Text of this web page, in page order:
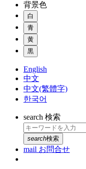
背景色
白
青
黄
黒
English
中文
中文(繁體字)
한국어
search 検索
search検索
mail お問合せ